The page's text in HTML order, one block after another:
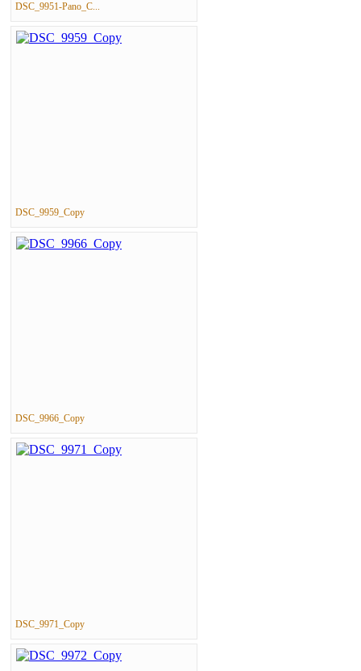
DSC_9951-Pano_C...
DSC_9959_Copy
DSC_9966_Copy
DSC_9971_Copy